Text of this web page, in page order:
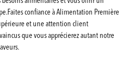
confiance à Alimentation Première
et une attention client
que vous apprécierez autant notre